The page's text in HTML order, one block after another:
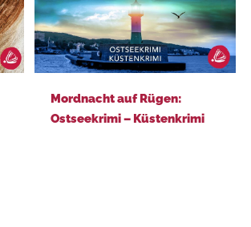
Mordnacht auf Rügen: Ostseekrimi – Küstenkrimi
Mordnacht auf Rügen:
Ostseekrimi – Küstenkrimi